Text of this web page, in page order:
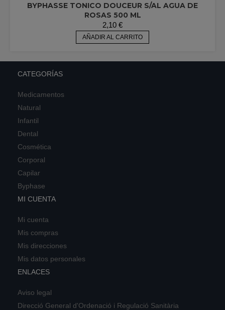
BYPHASSE TONICO DOUCEUR S/AL AGUA DE
ROSAS 500 ML
2,10 €
AÑADIR AL CARRITO
CATEGORÍAS
Medicamentos
Natural
Infantil
Dental
Cosmética
Corporal
Capilar
Byphase
MI CUENTA
Mi cuenta
Mis compras
Mis direcciones
Mis datos personales
ENLACES
Aviso legal
Direcció General d'Ordenació i Regulació Sanitària